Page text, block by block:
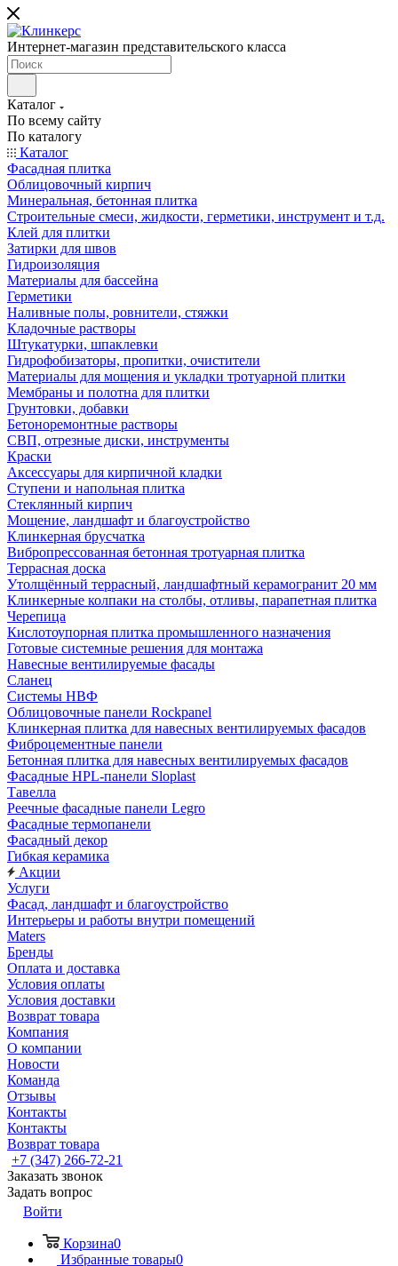
Интернет-магазин представительского класса
Каталог
По всему сайту
По каталогу
Каталог
Фасадная плитка
Облицовочный кирпич
Минеральная, бетонная плитка
Строительные смеси, жидкости, герметики, инструмент и т.д.
Клей для плитки
Затирки для швов
Гидроизоляция
Материалы для бассейна
Герметики
Наливные полы, ровнители, стяжки
Кладочные растворы
Штукатурки, шпаклевки
Гидрофобизаторы, пропитки, очистители
Материалы для мощения и укладки тротуарной плитки
Мембраны и полотна для плитки
Грунтовки, добавки
Бетоноремонтные растворы
СВП, отрезные диски, инструменты
Краски
Аксессуары для кирпичной кладки
Ступени и напольная плитка
Cтеклянный кирпич
Мощение, ландшафт и благоустройство
Клинкерная брусчатка
Вибропрессованная бетонная тротуарная плитка
Террасная доска
Утолщённый террасный, ландшафтный керамогранит 20 мм
Клинкерные колпаки на столбы, отливы, парапетная плитка
Черепица
Кислотоупорная плитка промышленного назначения
Готовые системные решения для монтажа
Навесные вентилируемые фасады
Сланец
Системы НВФ
Облицовочные панели Rockpanel
Клинкерная плитка для навесных вентилируемых фасадов
Фиброцементные панели
Бетонная плитка для навесных вентилируемых фасадов
Фасадные HPL-панели Sloplast
Тавелла
Реечные фасадные панели Legro
Фасадные термопанели
Фасадный декор
Гибкая керамика
Акции
Услуги
Фасад, ландшафт и благоустройство
Интерьеры и работы внутри помещений
Maters
Бренды
Оплата и доставка
Условия оплаты
Условия доставки
Возврат товара
Компания
О компании
Новости
Команда
Отзывы
Контакты
Контакты
Возврат товара
+7 (347) 266-72-21
Заказать звонок
Задать вопрос
Войти
Корзина0
Избранные товары0